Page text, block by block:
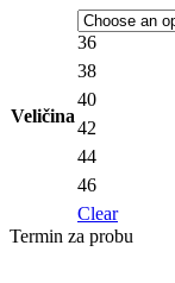
Veličina
36
38
40
42
44
46
Clear
Termin za probu